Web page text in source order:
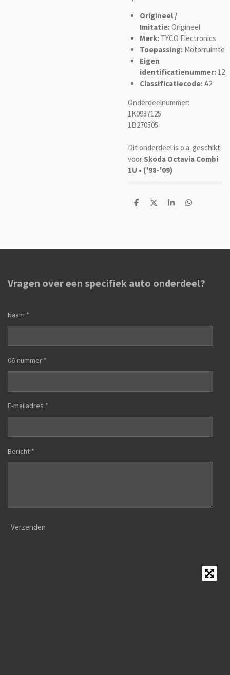
Origineel /
Imitatie:Origineel
Merk: TYCO Electronics
Toepassing: Motorruimte
Eigen
identificatienummer: 12
Classificatiecode:A2
Onderdeelnummer:
1K0937125
1B270505
Dit onderdeel is o.a. geschikt
voor:Skoda Octavia Combi
1U • ('98-'09)
D
D
S
D
Vragen over een specifiek auto onderdeel?
Naam *
06-nummer *
E-mailadres *
Bericht *
Verzenden